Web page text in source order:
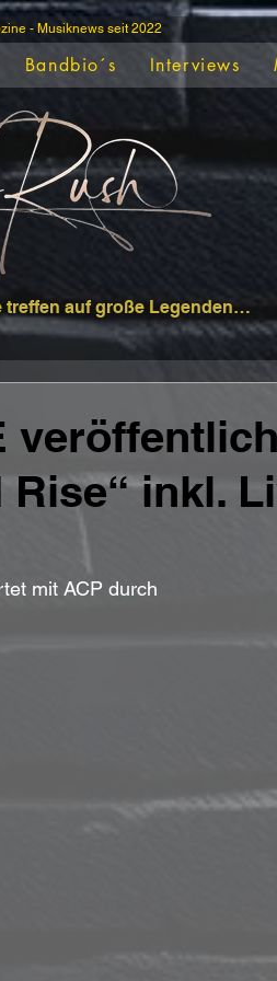
- Musiknews seit 2022
Bandbio´s Interviews
treffen auf große Legenden…
Rise“ inkl.
mit ACP durch